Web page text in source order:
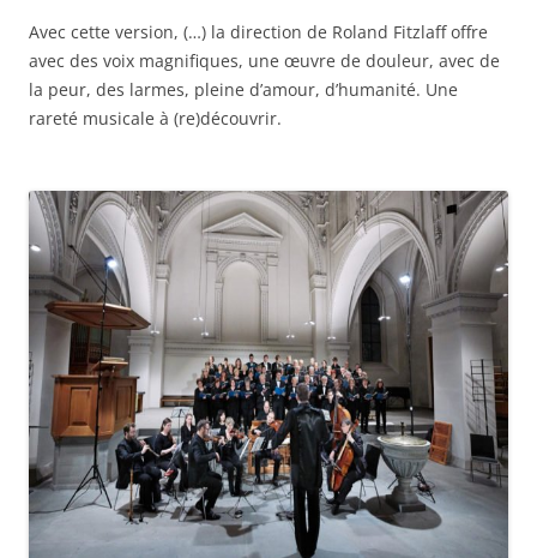
Avec cette version, (…) la direction de Roland Fitzlaff offre
avec des voix magnifiques, une œuvre de douleur, avec de
la peur, des larmes, pleine d’amour, d’humanité. Une
rareté musicale à (re)découvrir.